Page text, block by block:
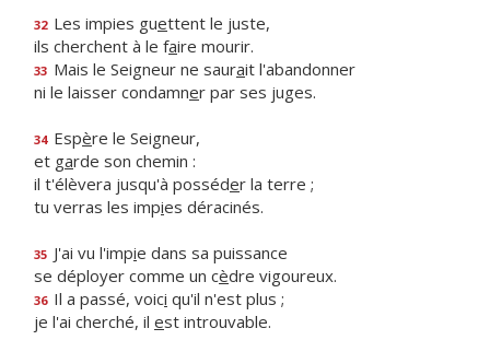
32 Les impies guettent le juste,
ils cherchent à le faire mourir.
33 Mais le Seigneur ne saurait l'abandonner
ni le laisser condamner par ses juges.
34 Espère le Seigneur,
et garde son chemin :
il t'élèvera jusqu'à posséder la terre ;
tu verras les impies déracinés.
35 J'ai vu l'impie dans sa puissance
se déployer comme un cèdre vigoureux.
36 Il a passé, voici qu'il n'est plus ;
je l'ai cherché, il est introuvable.